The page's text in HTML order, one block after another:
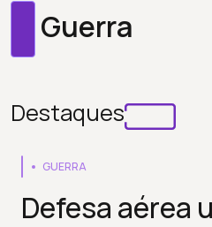
Guerra
Destaques
GUERRA
Defesa aérea